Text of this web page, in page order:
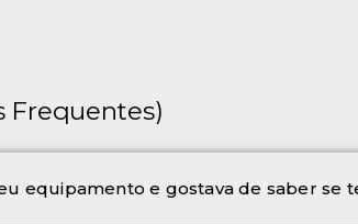
Frequentes)
equipamento e gostava de saber se